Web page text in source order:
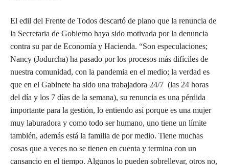
El edil del Frente de Todos descartó de plano que la renuncia de
la Secretaria de Gobierno haya sido motivada por la denuncia
contra su par de Economía y Hacienda. “Son especulaciones;
Nancy (Jodurcha) ha pasado por los procesos más difíciles de
nuestra comunidad, con la pandemia en el medio; la verdad es
que en el Gabinete ha sido una trabajadora 24/7 (las 24 horas
del día y los 7 días de la semana), su renuncia es una pérdida
importante para la gestión, lo entiendo así porque es una mujer
muy laburadora y como todo ser humano, uno tiene un límite
también, además está la familia de por medio. Tiene muchas
cosas que a veces no se tienen en cuenta y termina con un
cansancio en el tiempo. Algunos lo pueden sobrellevar, otros no,